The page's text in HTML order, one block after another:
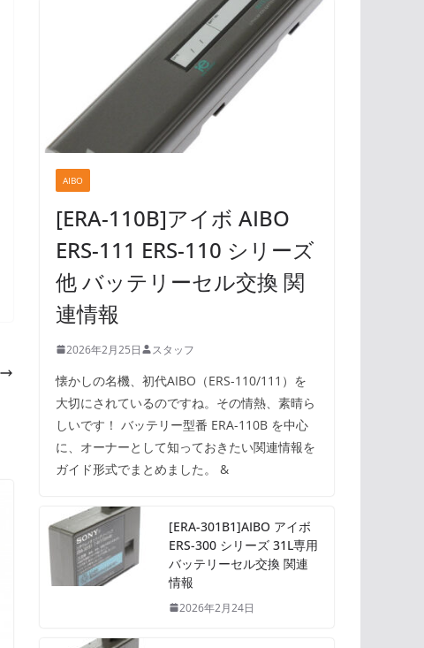
AIBO
[ERA-110B]アイボ AIBO
ERS-111 ERS-110 シリーズ
他 バッテリーセル交換 関
連情報
2026年2月25日 スタッフ
懐かしの名機、初代AIBO（ERS-110/111）を
大切にされているのですね。その情熱、素晴ら
しいです！ バッテリー型番 ERA-110B を中心
に、オーナーとして知っておきたい関連情報を
ガイド形式でまとめました。 &
[ERA-301B1]AIBO アイボ
ERS-300 シリーズ 31L専用
バッテリーセル交換 関連
情報
2026年2月24日